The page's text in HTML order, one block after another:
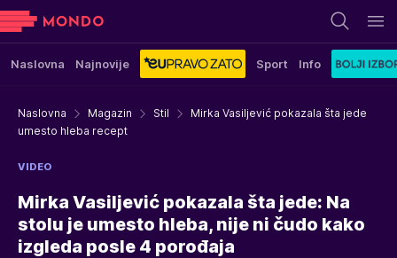
Naslovna Najnovije Sport Info
Naslovna Magazin Stil
Mirka Vasiljević pokazala šta jede
umesto hleba recept
VIDEO
Mirka Vasiljević pokazala šta jede: Na
stolu je umesto hleba, nije ni čudo kako
izgleda posle 4 porođaja